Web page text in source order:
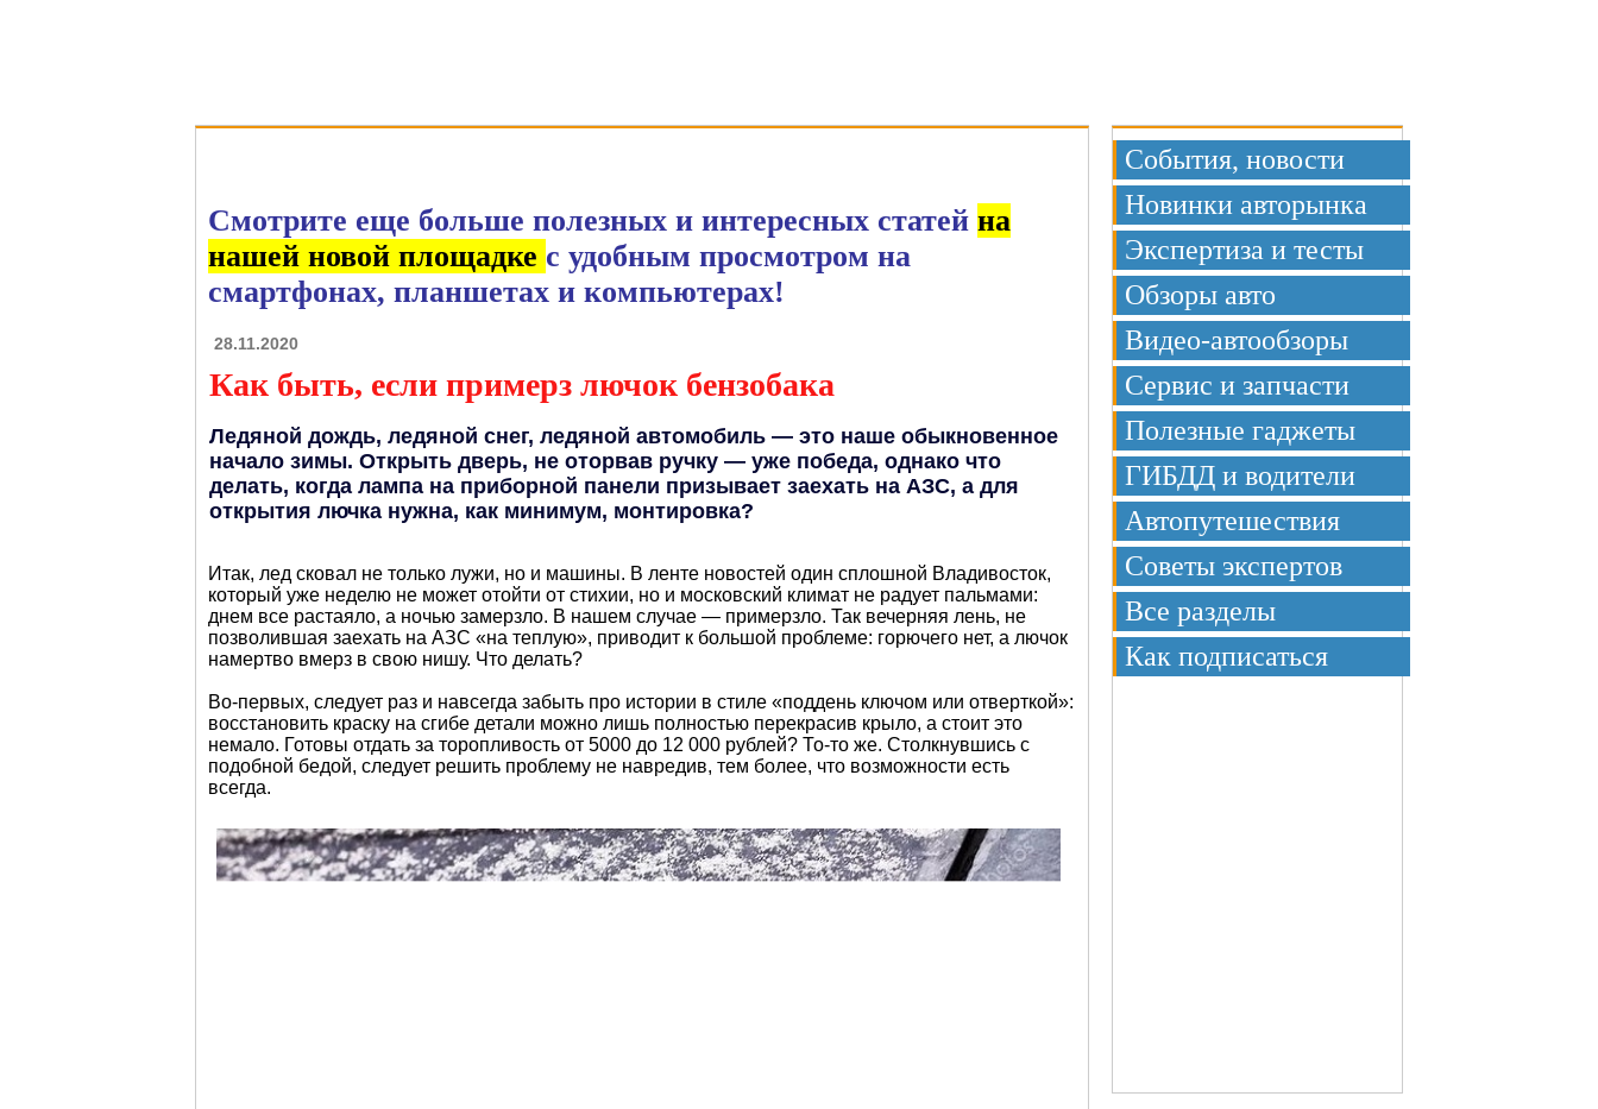
Смотрите еще больше полезных и интересных статей на
нашей новой площадке с удобным просмотром на
смартфонах, планшетах и компьютерах!
28.11.2020
Как быть, если примерз лючок бензобака
Ледяной дождь, ледяной снег, ледяной автомобиль — это наше обыкновенное
начало зимы. Открыть дверь, не оторвав ручку — уже победа, однако что
делать, когда лампа на приборной панели призывает заехать на АЗС, а для
открытия лючка нужна, как минимум, монтировка?
Итак, лед сковал не только лужи, но и машины. В ленте новостей один сплошной Владивосток,
который уже неделю не может отойти от стихии, но и московский климат не радует пальмами:
днем все растаяло, а ночью замерзло. В нашем случае — примерзло. Так вечерняя лень, не
позволившая заехать на АЗС «на теплую», приводит к большой проблеме: горючего нет, а лючок
намертво вмерз в свою нишу. Что делать?
Во-первых, следует раз и навсегда забыть про истории в стиле «поддень ключом или отверткой»:
восстановить краску на сгибе детали можно лишь полностью перекрасив крыло, а стоит это
немало. Готовы отдать за торопливость от 5000 до 12 000 рублей? То-то же. Столкнувшись с
подобной бедой, следует решить проблему не навредив, тем более, что возможности есть
всегда.
События, новости
Новинки авторынка
Экспертиза и тесты
Обзоры авто
Видео-автообзоры
Сервис и запчасти
Полезные гаджеты
ГИБДД и водители
Автопутешествия
Советы экспертов
Все разделы
Как подписаться